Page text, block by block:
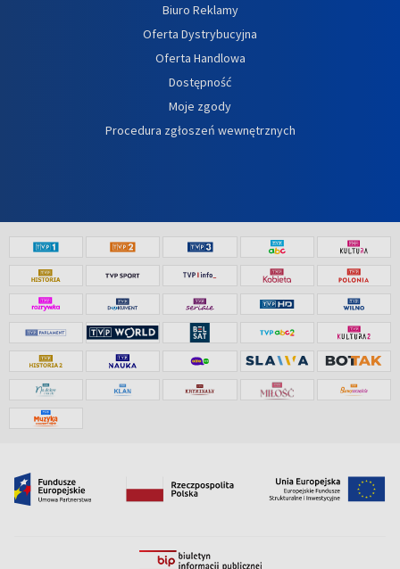
Biuro Reklamy
Oferta Dystrybucyjna
Oferta Handlowa
Dostępność
Moje zgody
Procedura zgłoszeń wewnętrznych